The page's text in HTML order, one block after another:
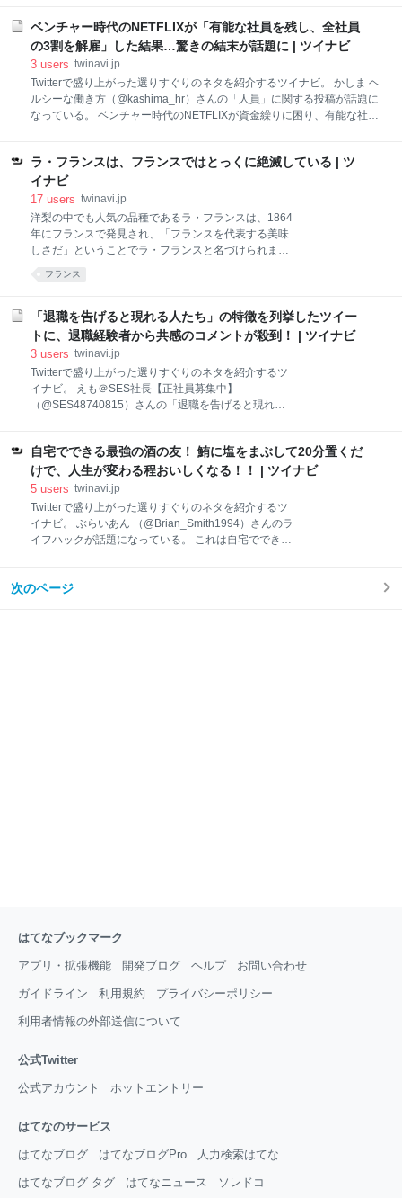
れています。 このピッケルホルダー、私のまわりの愛
好家の間では見た目のままブタ鼻と呼ぶ人も多いです
よ。
われますが、ヤバい認識だなと。 宇宙市場は37兆円規
模で20年後には100兆円を超える超成長市場。 日本の
お家芸のものづくりやITでも後塵を拝しつつある今。
産業だと思います。 — Yoshitaka Yanagida?柳田 佳孝
(@yoshi_yanagida) January 11, 2021 そうなんだ……
知らなかったよ。 私もだけど、宇宙開発って言われて
ね。 どことなく
ベンチャー時代のNETFLIXが「有能な社員を残し、全社員
の3割を解雇」した結果…驚きの結末が話題に | ツイナビ
3 users twinavi.jp
Twitterで盛り上がった選りすぐりのネタを紹介するツイナビ。 かしま ヘ
ルシーな働き方（@kashima_hr）さんの「人員」に関する投稿が話題に
なっている。 ベンチャー時代のNETFLIXが資金繰りに困り、有能な社員
質とスピードが大幅に上がったらしい。やはり「愚鈍な味方は有能な敵
より恐ろしい」は真理だと思う。 — かしま┃ヘルシーな働き方
(@kashima_hr) January 10, 2021 なんと……。 この投稿には、共感の
声が寄せられた。 これって本当だよなぁ‥ヒューマンエラーがない事と
自分の仕事に集中出来る環境と自己解決能力が高いってだけで労働環境
最高だよな‥ https://t.co/5M7qCrP77Z — たかっち/Arianator
ラ・フランスは、フランスではとっくに絶滅している | ツ
イナビ
17 users twinavi.jp
洋梨の中でも人気の品種であるラ・フランスは、1864
年にフランスで発見され、「フランスを代表する美味
しさだ」ということでラ・フランスと名づけられまし
っくの昔に絶滅しているってご存知でしたか？ ■現
ランスがフランスで絶滅したのは1900年代初頭。他の
品種に比べ、栽培期間が長いラ・フランスは病気にか
かりやすく割に合わないので、フランスでは栽培を諦
スを栽培しているのは、世界の中でも日本だけ。日本
に最初に持ち込まれたのは、フランスで絶滅寸前だっ
た1903年。フランスの農家が諦めた栽培を、日本の農
した。 日本でしか作ってないなんて……。ちなみにそ
のうちの77％が山形県で栽培されてします。もはや
「ラ・ヤマガタ
フランス
「退職を告げると現れる人たち」の特徴を列挙したツイー
トに、退職経験者から共感のコメントが殺到！ | ツイナビ
3 users twinavi.jp
Twitterで盛り上がった選りすぐりのネタを紹介するツ
イナビ。 えも＠SES社長【正社員募集中】
（@SES48740815）さんの「退職を告げると現れる
係ないけど個人的に飲みたい」と言ってくれる会社の
指示で動いている先輩 ・「お前は他の会社じゃ通用し
ない」と教えてくれる、その会社にしか居たことない
上司 ・「お前の為を思って」と引き留めてくれる、会
社思いの上司 — えも＠SES社長【正社員募集中】
(@SES48740815) December 22, 2020 1度でも退職を
何度も転職経験がありますが、ほんと、そういうのあ
自宅でできる最強の酒の友！ 鮪に塩をまぶして20分置くだ
けで、人生が変わる程おいしくなる！！ | ツイナビ
5 users twinavi.jp
Twitterで盛り上がった選りすぐりのネタを紹介するツ
イナビ。 ぶらいあん （@Brian_Smith1994）さんのラ
イフハックが話題になっている。 これは自宅でできる
20分ほど置いて、塩を洗い落とした後に指の太さくら
次のページ
はてなブックマーク
アプリ・拡張機能 開発ブログ ヘルプ お問い合わせ
ガイドライン 利用規約 プライバシーポリシー
利用者情報の外部送信について
公式Twitter
公式アカウント ホットエントリー
はてなのサービス
はてなブログ はてなブログPro 人力検索はてな
はてなブログ タグ はてなニュース ソレドコ